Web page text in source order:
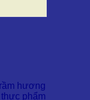
hương
phẩm